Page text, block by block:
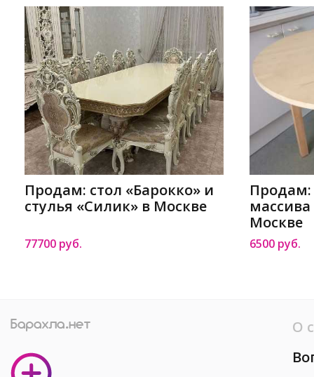
Продам: стол «Барокко» и
стулья «Силик» в Москве
77700 руб.
Продам:
Москве
6500 руб.
О